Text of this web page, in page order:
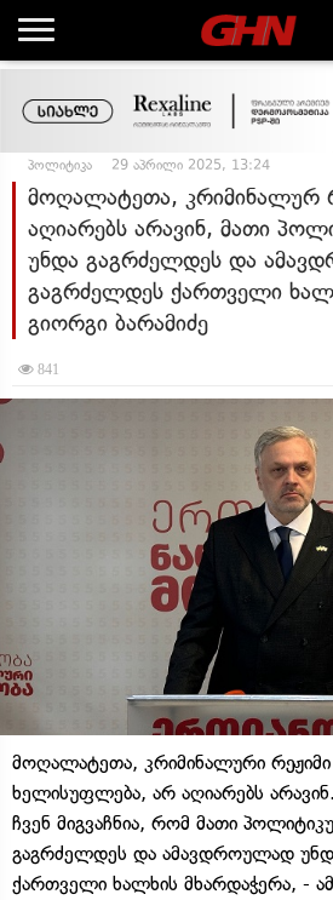
პოლიტიკა 29 აპრილი 2025, 13:24
მოღალატეთა, კრიმინალურ
აღიარებს არავინ, მათი
უნდა გაგრძელდეს და
გაგრძელდეს ქართველი
გიორგი ბარამიძე
841
მოღალატეთა, კრიმინალური
ხელისუფლება, არ აღიარებს
ჩვენ მიგვაჩნია, რომ მათი
გაგრძელდეს და ამავდროულად
ქართველი ხალხის მხარდაჭერა, -